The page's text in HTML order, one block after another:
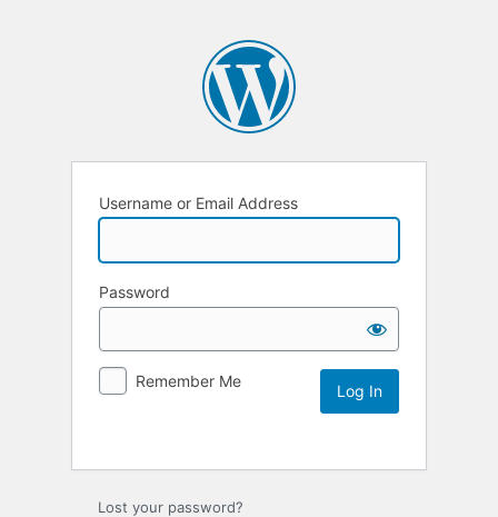
Username or Email Address
Password
Remember Me
Lost your password?